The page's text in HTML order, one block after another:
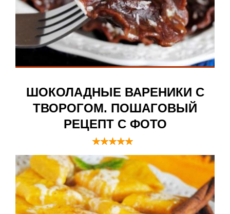
ШОКОЛАДНЫЕ ВАРЕНИКИ С
ТВОРОГОМ. ПОШАГОВЫЙ
РЕЦЕПТ С ФОТО